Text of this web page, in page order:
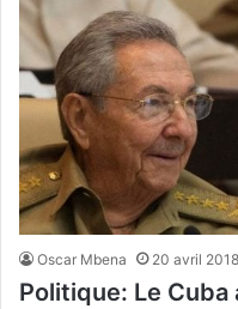
Oscar Mbena 20 avril 2018
Politique: Le